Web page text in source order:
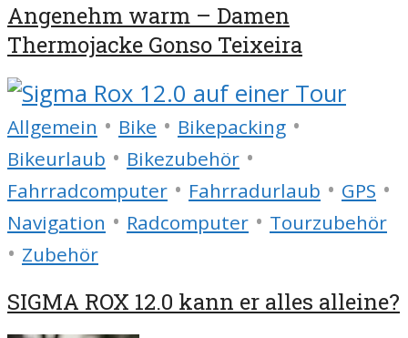
Angenehm warm – Damen
Thermojacke Gonso Teixeira
Allgemein • Bike • Bikepacking •
Bikeurlaub • Bikezubehör •
Fahrradcomputer • Fahrradurlaub • GPS •
Navigation • Radcomputer • Tourzubehör
• Zubehör
SIGMA ROX 12.0 kann er alles alleine?